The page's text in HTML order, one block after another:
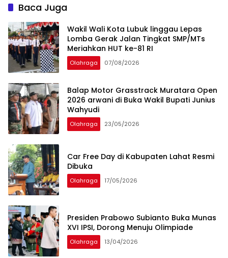
Baca Juga
Wakil Wali Kota Lubuk linggau Lepas
Lomba Gerak Jalan Tingkat SMP/MTs
Meriahkan HUT ke-81 RI
Olahraga 07/08/2026
Balap Motor Grasstrack Muratara Open
2026 arwani di Buka Wakil Bupati Junius
Wahyudi
Olahraga 23/05/2026
Car Free Day di Kabupaten Lahat Resmi
Dibuka
Olahraga 17/05/2026
Presiden Prabowo Subianto Buka Munas
XVI IPSI, Dorong Menuju Olimpiade
Olahraga 13/04/2026